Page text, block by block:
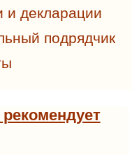
и декларации
подрядчик